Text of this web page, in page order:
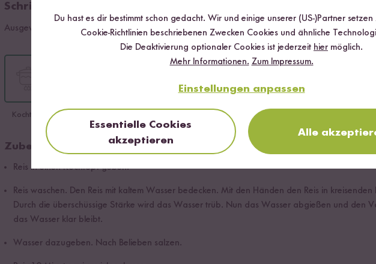
Schritt 01
Ausgewählte Sorte: Jasmin Reis
Kochtopf Reiskocher
Zubereitung im Kochtopf:
Reis in einen Kochtopf geben.
Reis waschen. Den Reis mit kaltem Wasser bedecken. Mit den Händen den Reis in
Durch die überschüssige Stärke wird das Wasser trüb. Nun das Wasser abgießen und den
das Wasser klar bleibt.
Wasser dazugeben. Nach Belieben salzen.
Du hast es dir bestimmt schon gedacht. Wir und einige unserer (US-)Partner
Cookie-Richtlinien beschriebenen Zwecken Cookies und ähnliche
Die Deaktivierung optionaler Cookies ist jederzeit hier möglich.
Mehr Informationen. Zum Impressum.
Einstellungen anpassen
Essentielle Cookies
akzeptieren
Alle